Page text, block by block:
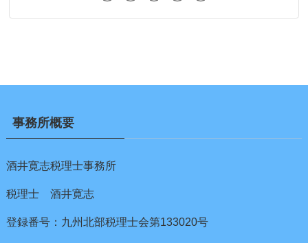
事務所概要
酒井寛志税理士事務所
税理士 酒井寛志
登録番号：九州北部税理士会第133020号